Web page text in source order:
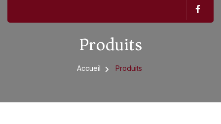
Produits
Accueil Produits